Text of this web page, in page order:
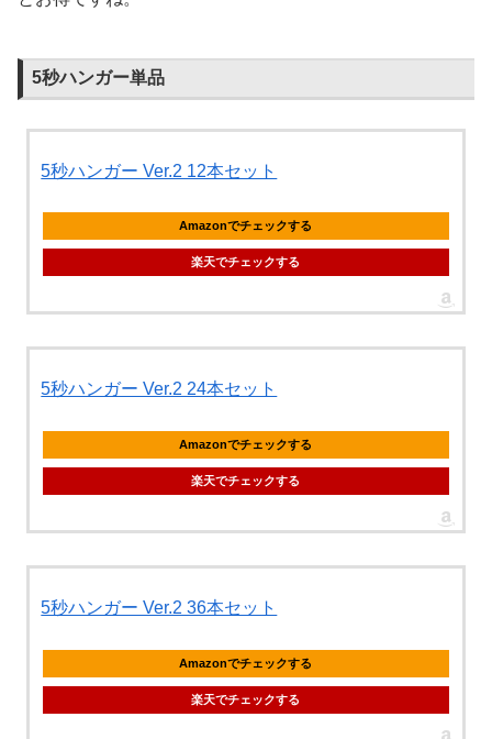
5秒ハンガー単品
5秒ハンガー Ver.2 12本セット
Amazonでチェックする
楽天でチェックする
5秒ハンガー Ver.2 24本セット
Amazonでチェックする
楽天でチェックする
5秒ハンガー Ver.2 36本セット
Amazonでチェックする
楽天でチェックする